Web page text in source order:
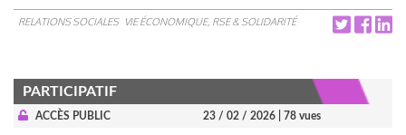
RELATIONS SOCIALES VIE ÉCONOMIQUE, RSE & SOLIDARITÉ
PARTICIPATIF
ACCÈS PUBLIC 23 / 02 / 2026 | 78 vues